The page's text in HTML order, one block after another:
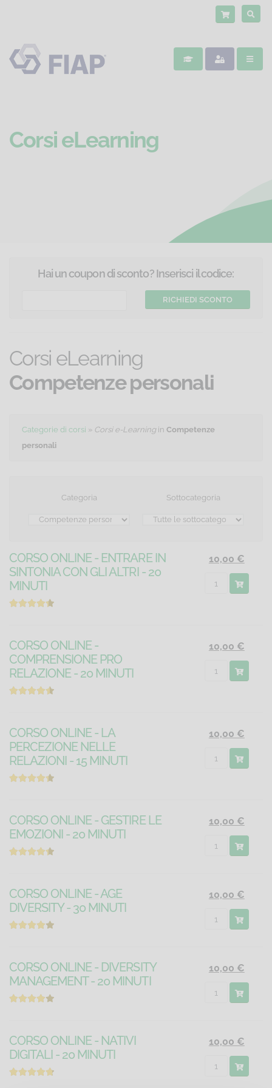
Corsi eLearning
Hai un coupon di sconto? Inserisci il codice:
Corsi eLearning
Competenze personali
Categorie di corsi » Corsi e-Learningin Competenze
personali
Categoria Sottocategoria
CORSO ONLINE - ENTRARE IN
SINTONIA CON GLI ALTRI - 20
MINUTI
10,00 €
CORSO ONLINE -
COMPRENSIONE PRO
RELAZIONE - 20 MINUTI
10,00 €
CORSO ONLINE - LA
PERCEZIONE NELLE
RELAZIONI - 15 MINUTI
10,00 €
CORSO ONLINE - GESTIRE LE
EMOZIONI - 20 MINUTI
10,00 €
CORSO ONLINE - AGE
DIVERSITY - 30 MINUTI
10,00 €
CORSO ONLINE - DIVERSITY
MANAGEMENT - 20 MINUTI
10,00 €
CORSO ONLINE - NATIVI
DIGITALI - 20 MINUTI
10,00 €